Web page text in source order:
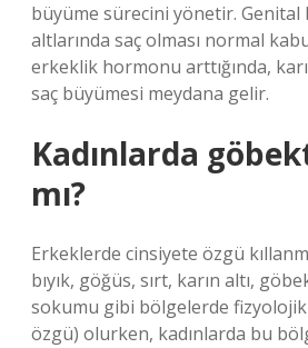
büyüme sürecini yönetir.
altlarında saç olması normal
erkeklik hormonu arttığında,
saç büyümesi meydana gelir.
Kadınlarda
mı?
Erkeklerde cinsiyete özgü
bıyık, göğüs, sırt, karın altı,
sokumu gibi bölgelerde
özgü) olurken, kadınlarda bu